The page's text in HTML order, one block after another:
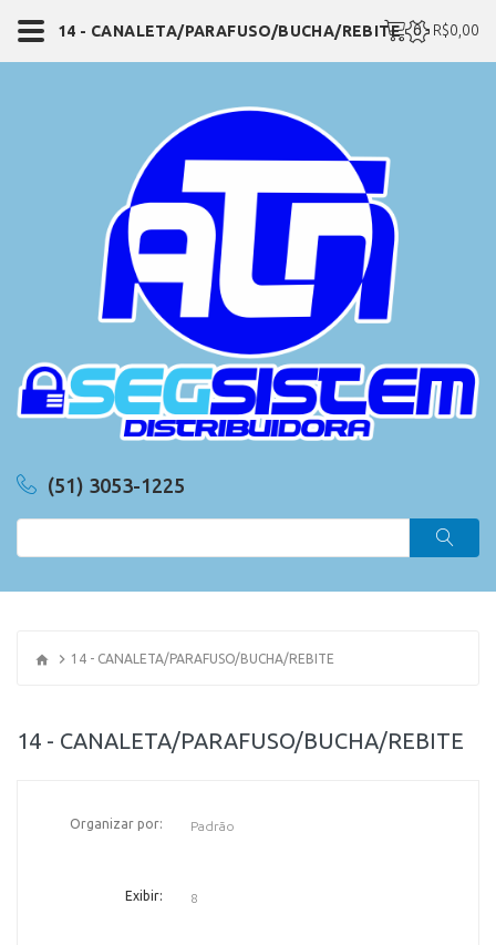
(51) 3053-1225
0 - R$0,00
14 - CANALETA/PARAFUSO/BUCHA/REBITE
14 - CANALETA/PARAFUSO/BUCHA/REBITE
Organizar por:
Exibir:
14 - CANALETA/PARAFUSO/BUCHA/REBITE